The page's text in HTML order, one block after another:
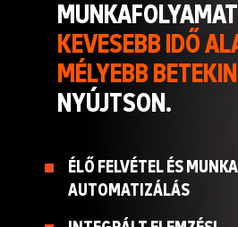
KEVESEBB IDŐ
MÉLYEBB
NYÚJTSON.
ÉLŐ FELVÉTEL ÉS
AUTOMATIZÁLÁS